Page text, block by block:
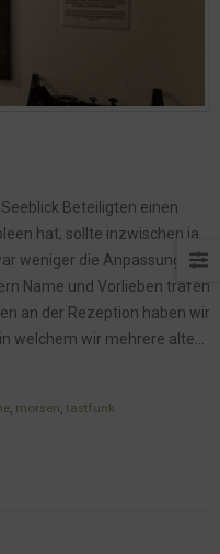
Beteiligten einen
hat, sollte inzwischen ja
weniger die Anpassung an
Name und Vorlieben trafen
an der Rezeption haben wir
welchem wir mehrere alte...
, morsen, tastfunk